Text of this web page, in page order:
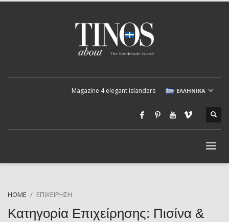
Magazine 4 elegant islanders ΕΛΛΗΝΙΚΆ
HOME ΕΠΙΧΕΊΡΗΣΗ
Κατηγορία Επιχείρησης: Πισίνα &